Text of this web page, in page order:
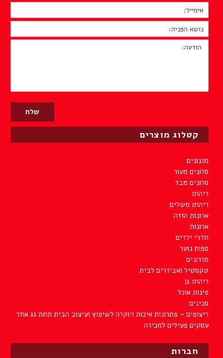
אימייל:*
נושא
הפניה:*
הודעה:
קטלוג מוצרים
מזנונים
סלונים מעור
סלונים מבד
ריהוט
ריהוט משלים
ארונות הזזה
ארונות
חדרי ילדים
ספות נוער
מזרונים
טקסטיל ואביזרים לבית
ריהוט גן
פינות אוכל
סכינים
ריצופים – פתרונות איכות ויוקרה לשיפוץ ועיצוב הבית תחת גג אחד
עסקים פעילים למכירה
חברות